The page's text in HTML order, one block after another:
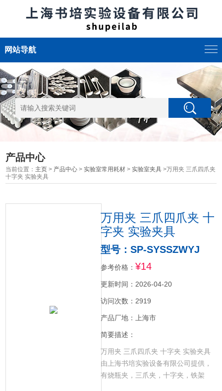
网站导航
产品中心
当前位置： 主页 > 产品中心 >实验室常用耗材 >实验室夹具 >万用夹 三爪四爪夹
十字夹 实验夹具
万用夹 三爪四爪夹 十
字夹 实验夹具
型号：SP-SYSSZWYJ
参考价格： ¥14
更新时间：2026-04-20
访问次数：2919
产品厂地：上海市
简要描述：
万用夹 三爪四爪夹 十字夹 实验夹具
由上海书培实验设备有限公司提供，
有烧瓶夹，三爪夹，十字夹，铁架